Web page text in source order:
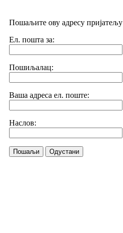
Пошаљите ову адресу пријатељу
Ел. пошта за:
Пошиљалац:
Ваша адреса ел. поште:
Наслов:
Пошаљи Одустани